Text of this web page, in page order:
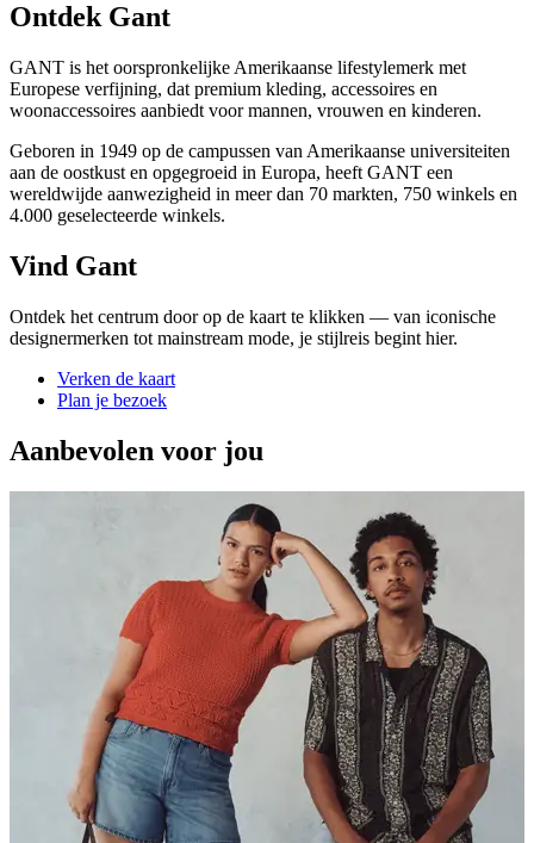
Ontdek Gant
GANT is het oorspronkelijke Amerikaanse lifestylemerk met
Europese verfijning, dat premium kleding, accessoires en
woonaccessoires aanbiedt voor mannen, vrouwen en kinderen.
Geboren in 1949 op de campussen van Amerikaanse universiteiten
aan de oostkust en opgegroeid in Europa, heeft GANT een
wereldwijde aanwezigheid in meer dan 70 markten, 750 winkels en
4.000 geselecteerde winkels.
Vind Gant
Ontdek het centrum door op de kaart te klikken — van iconische
designermerken tot mainstream mode, je stijlreis begint hier.
Verken de kaart
Plan je bezoek
Aanbevolen voor jou